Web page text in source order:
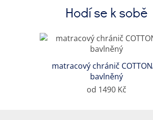
Hodí se k sobě
matracový chránič
bavlněný
od 1490 Kč